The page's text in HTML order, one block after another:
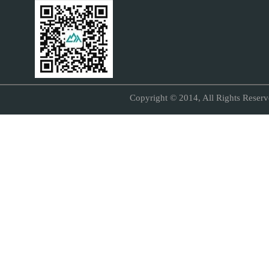
Copyright © 2014, All Rights